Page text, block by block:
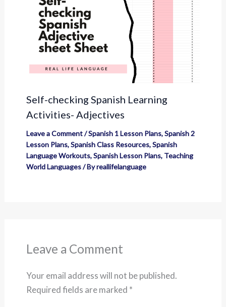
Self-checking Spanish Learning
Activities- Adjectives
Leave a Comment/Spanish 1 Lesson Plans,Spanish 2
Lesson Plans,Spanish Class Resources,Spanish
Language Workouts,Spanish Lesson Plans, Teaching
World Languages/ Byreallifelanguage
Leave a Comment
Your email address will not be published.
Required fields are marked *